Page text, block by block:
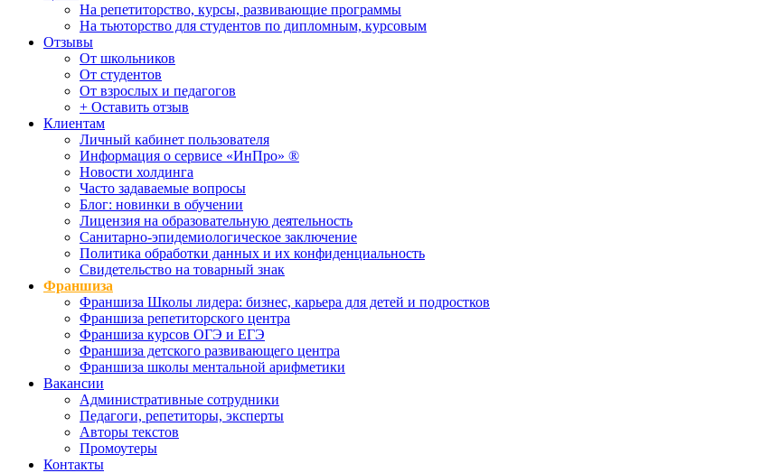
На репетиторство, курсы, развивающие программы
На тьюторство для студентов по дипломным, курсовым
Отзывы
От школьников
От студентов
От взрослых и педагогов
+ Оставить отзыв
Клиентам
Личный кабинет пользователя
Информация о сервисе «ИнПро» ®
Новости холдинга
Часто задаваемые вопросы
Блог: новинки в обучении
Лицензия на образовательную деятельность
Санитарно-эпидемиологическое заключение
Политика обработки данных и их конфиденциальность
Свидетельство на товарный знак
Франшиза
Франшиза Школы лидера: бизнес, карьера для детей и подростков
Франшиза репетиторского центра
Франшиза курсов ОГЭ и ЕГЭ
Франшиза детского развивающего центра
Франшиза школы ментальной арифметики
Вакансии
Административные сотрудники
Педагоги, репетиторы, эксперты
Авторы текстов
Промоутеры
Контакты